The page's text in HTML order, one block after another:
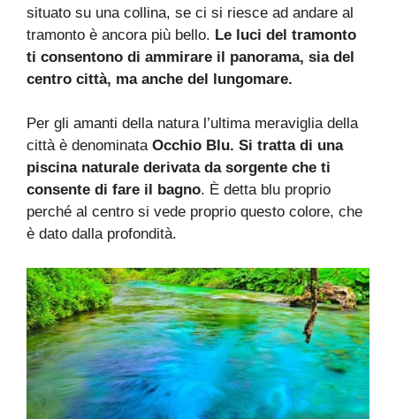
situato su una collina, se ci si riesce ad andare al
tramonto è ancora più bello. Le luci del tramonto
ti consentono di ammirare il panorama, sia del
centro città, ma anche del lungomare.
Per gli amanti della natura l’ultima meraviglia della
città è denominata Occhio Blu. Si tratta di una
piscina naturale derivata da sorgente che ti
consente di fare il bagno. È detta blu proprio
perché al centro si vede proprio questo colore, che
è dato dalla profondità.